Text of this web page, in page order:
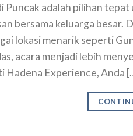
Puncak adalah pilihan
bersama keluarga besar.
lokasi menarik seperti
acara menjadi lebih
Hadena Experience, Anda